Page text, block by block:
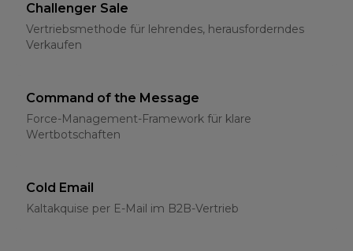
Challenger Sale
Vertriebsmethode für lehrendes, herausforderndes
Verkaufen
Command of the Message
Force-Management-Framework für klare
Wertbotschaften
Cold Email
Kaltakquise per E-Mail im B2B-Vertrieb